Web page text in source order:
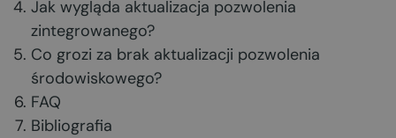
Jak wygląda aktualizacja pozwolenia
zintegrowanego?
Co grozi za brak aktualizacji pozwolenia
środowiskowego?
FAQ
Bibliografia